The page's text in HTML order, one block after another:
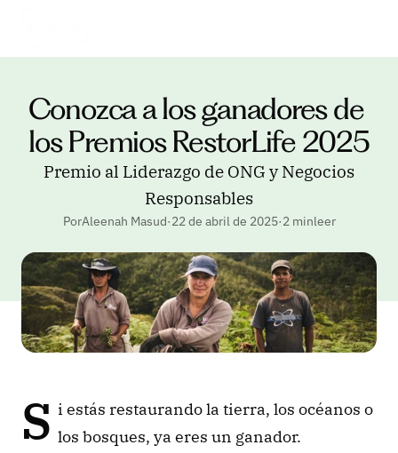
Conozca a los ganadores de
los Premios RestorLife 2025
Premio al Liderazgo de ONG y Negocios
Responsables
PorAleenah Masud·22 de abril de 2025·2 minleer
S i estás restaurando la tierra, los océanos o
los bosques, ya eres un ganador.